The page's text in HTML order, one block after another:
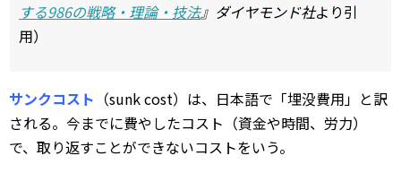
する986の戦略・理論・技法』ダイヤモンド社より引
用）
サンクコスト （sunk cost）は、日本語で「埋没費用」と訳
される。今までに費やしたコスト（資金や時間、労力）
で、取り返すことができないコストをいう。